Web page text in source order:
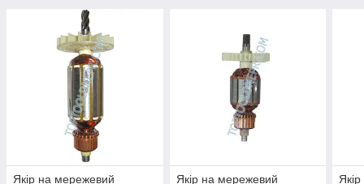
Якір на мережевий
Якір на мережевий